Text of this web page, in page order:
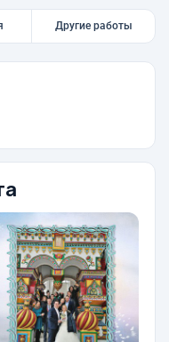
Другие работы